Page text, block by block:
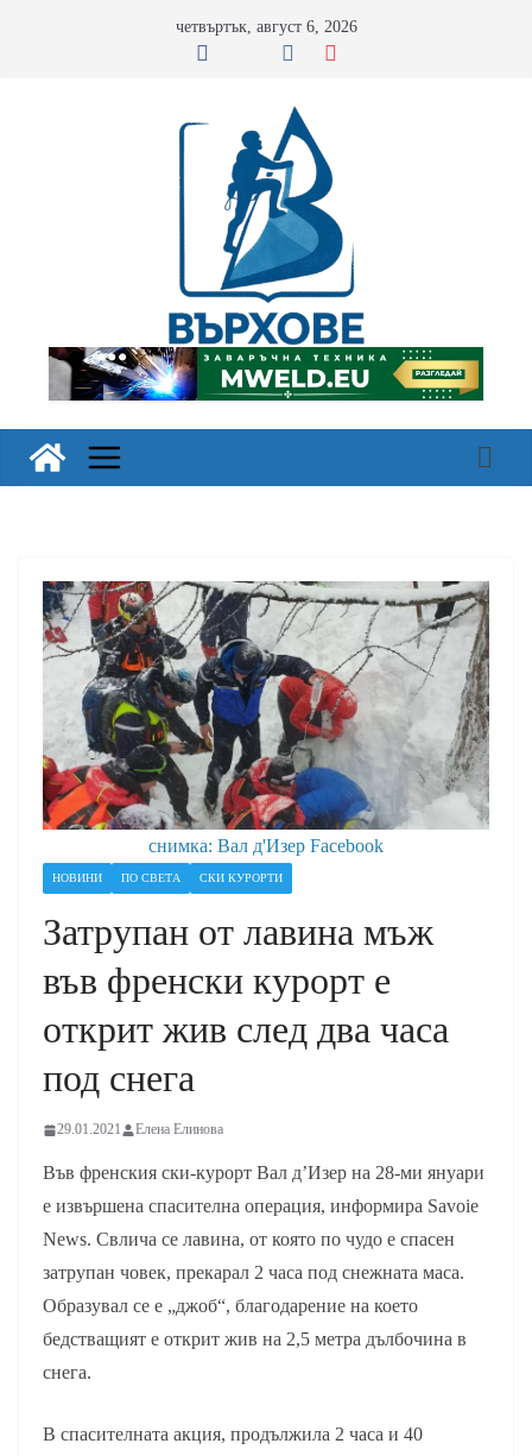
четвъртък, август 6, 2026
снимка: Вал д'Изер Facebook
НОВИНИ ПО СВЕТА СКИ КУРОРТИ
Затрупан от лавина мъж
във френски курорт e
открит жив след два часа
под снега
29.01.2021 Елена Елинова
Във френския ски-курорт Вал д’Изер на 28-ми януари
е извършена спасителна операция, информира Savoie
News. Свлича се лавина, от която по чудо е спасен
затрупан човек, прекарал 2 часа под снежната маса.
Образувал се е „джоб“, благодарение на което
бедстващият е открит жив на 2,5 метра дълбочина в
снега.
В спасителната акция, продължила 2 часа и 40